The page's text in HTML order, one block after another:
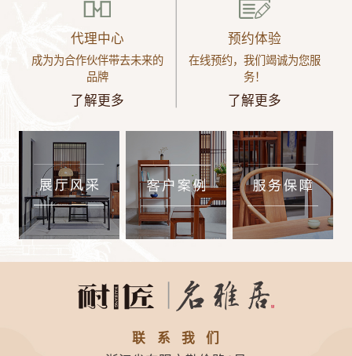
代理中心
成为为合作伙伴带去未来的
品牌
了解更多
预约体验
在线预约，我们竭诚为您服
务！
了解更多
联系我们